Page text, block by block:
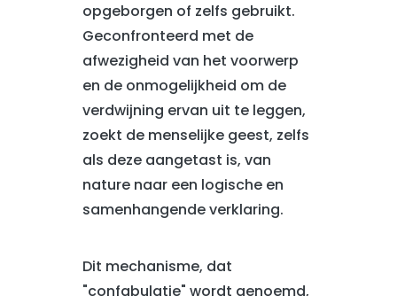
opgeborgen of zelfs gebruikt.
Geconfronteerd met de
afwezigheid van het voorwerp
en de onmogelijkheid om de
verdwijning ervan uit te leggen,
zoekt de menselijke geest, zelfs
als deze aangetast is, van
nature naar een logische en
samenhangende verklaring.
Dit mechanisme, dat
"confabulatie" wordt genoemd,